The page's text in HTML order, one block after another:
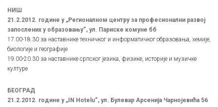
НИШ
21.2.2012. године у „Регионалном центру за професионални развој
запослених у образовању“, ул. Париске комуне бб
17.00-18.30 за наставнике техничког и информатичког образовања, хемије,
биологије и географије
19.00-20.30 за наставнике српског језика, физике, историје и музичке
културе
БЕОГРАД
21.2.2012. године у „IN Hotelu“, ул. Булевар Арсенија Чарнојевића 56